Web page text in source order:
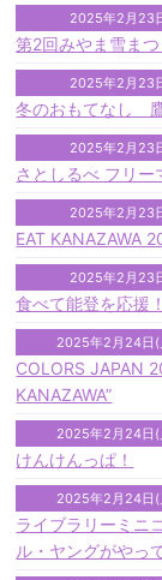
2025年2月23
第2回みやま雪ま
2025年2月23
冬のおもてなし
2025年2月23
さとしるべ フリー
2025年2月23
EAT KANAZAWA
2025年2月23
食べて能登を応援
2025年2月24日(
COLORS JAPAN
KANAZAWA”
2025年2月24日(
けんけんっぱ！
2025年2月24日(
ライブラリーミニ
ル・ヤングがやっ